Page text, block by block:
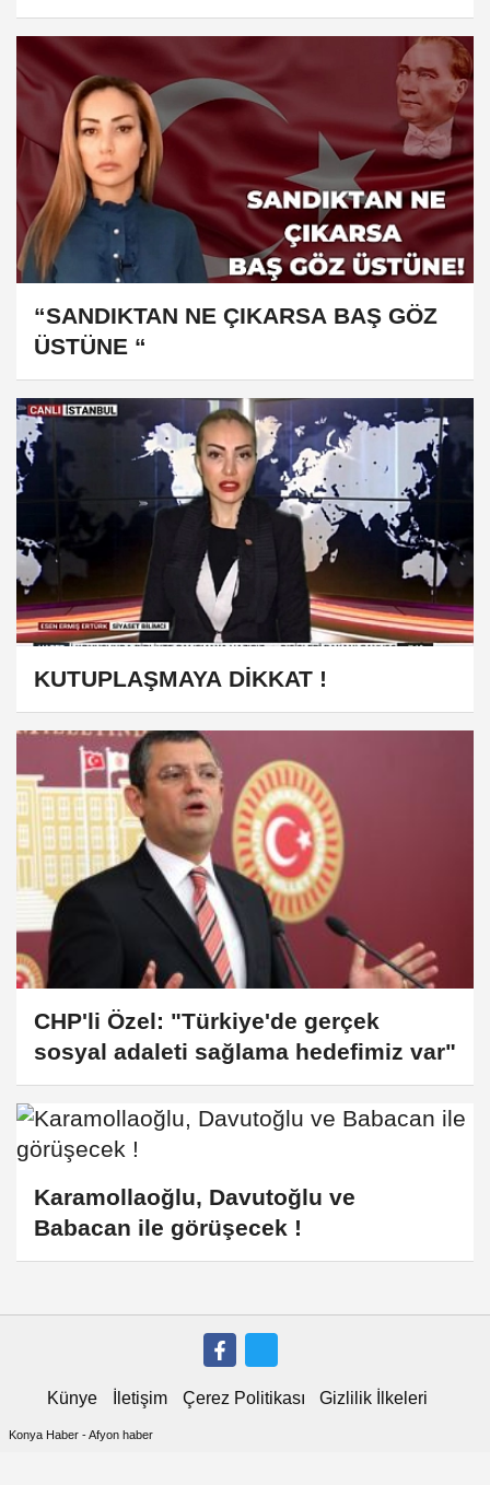
“SANDIKTAN NE ÇIKARSA BAŞ GÖZ
ÜSTÜNE “
KUTUPLAŞMAYA DİKKAT !
CHP'li Özel: "Türkiye'de gerçek
sosyal adaleti sağlama hedefimiz var"
Karamollaoğlu, Davutoğlu ve
Babacan ile görüşecek !
Künye İletişim Çerez Politikası Gizlilik İlkeleri
Konya Haber -Afyon haber